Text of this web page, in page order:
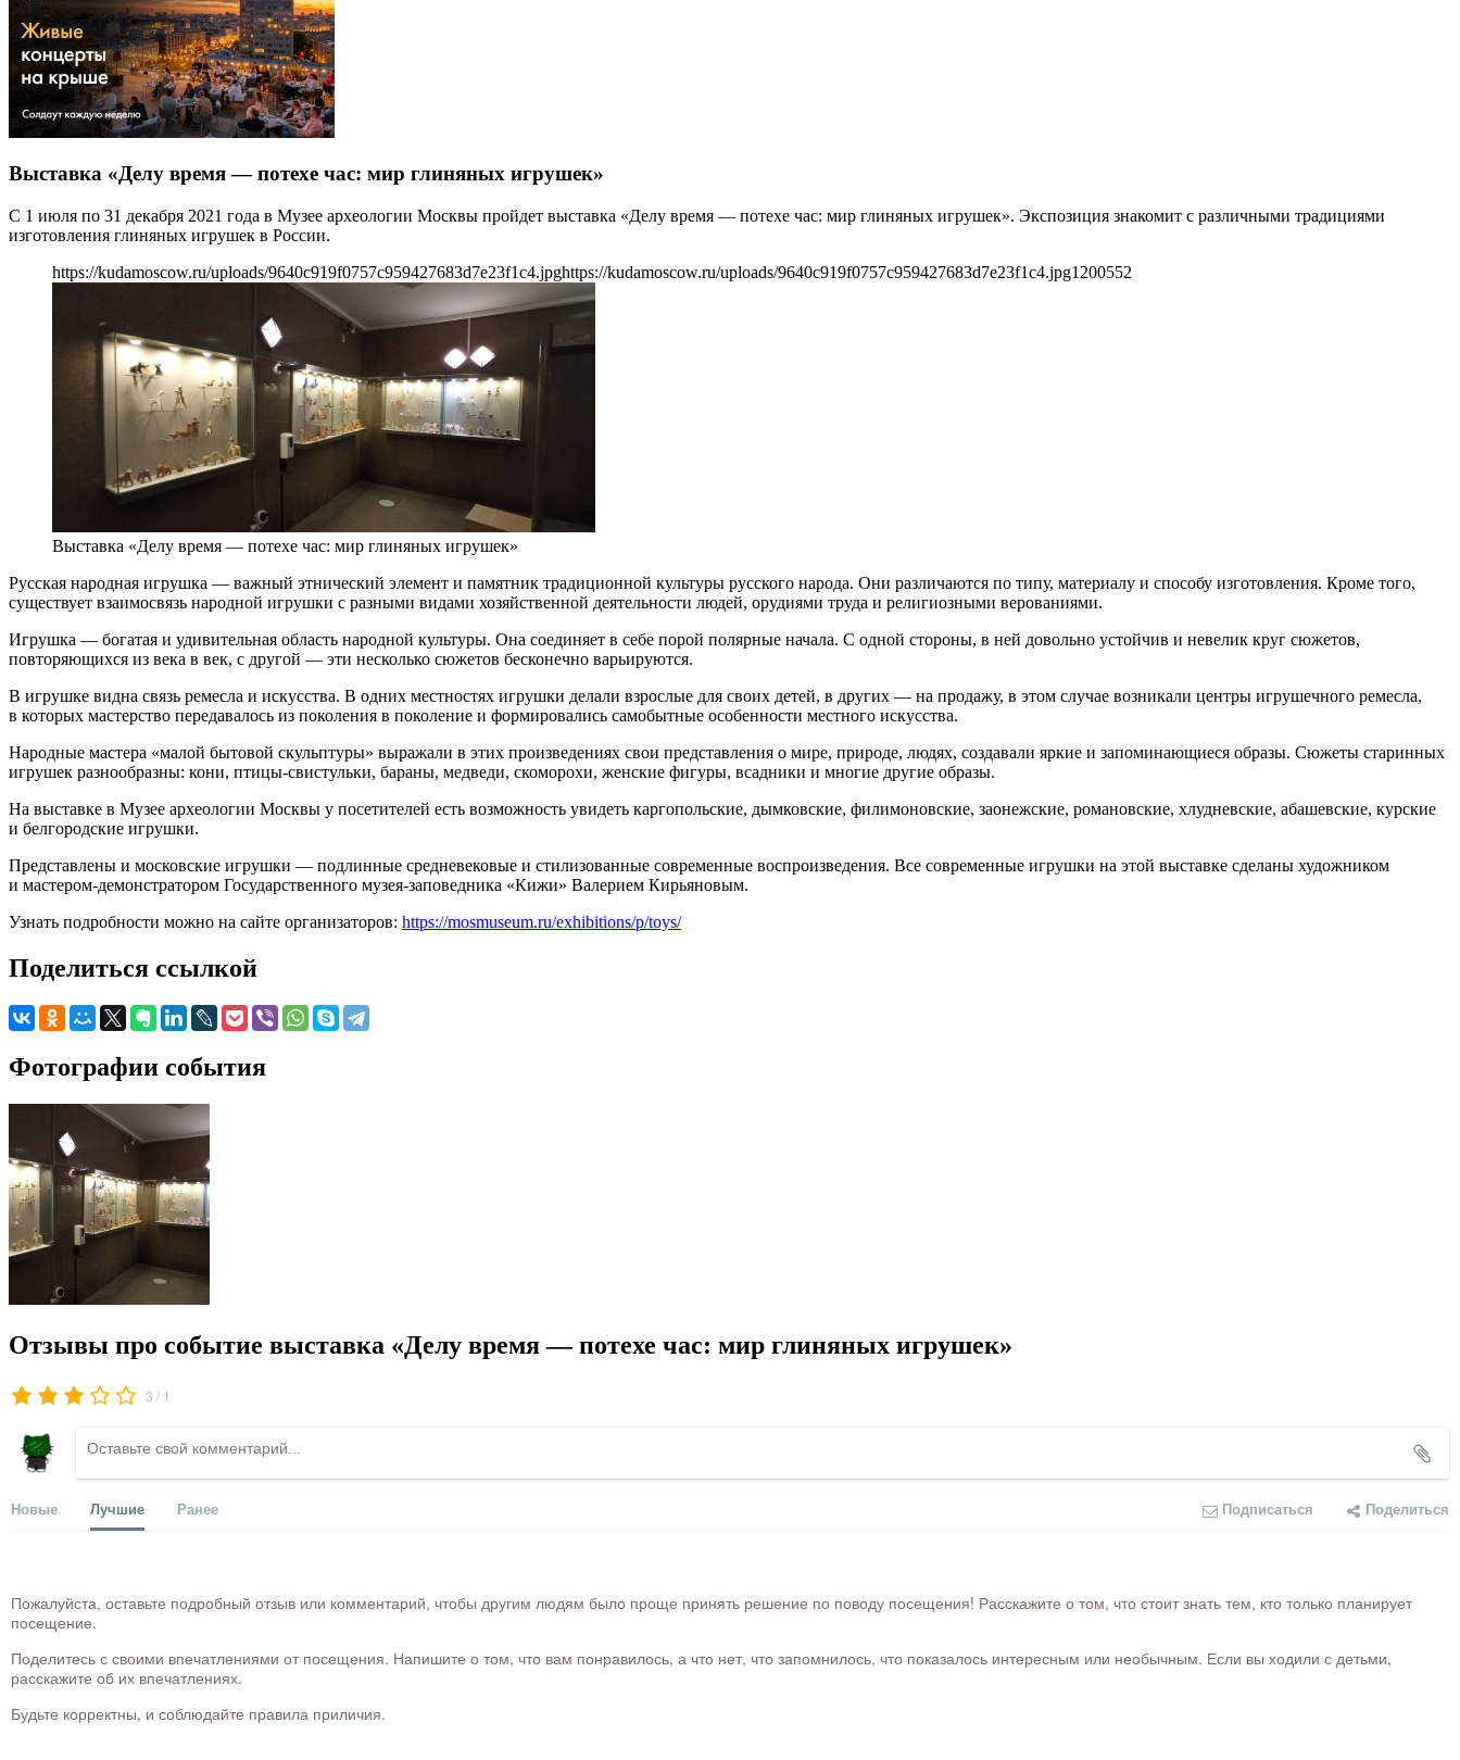
Выставка «Делу время — потехе час: мир глиняных игрушек»
С 1 июля по 31 декабря 2021 года в Музее археологии Москвы пройдет выставка «Делу время — потехе час: мир глиняных игрушек». Экспозиция знакомит с различными традициями
изготовления глиняных игрушек в России.
https://kudamoscow.ru/uploads/9640c919f0757c959427683d7e23f1c4.jpghttps://kudamoscow.ru/uploads/9640c919f0757c959427683d7e23f1c4.jpg1200552
Выставка «Делу время — потехе час: мир глиняных игрушек»
Русская народная игрушка — важный этнический элемент и памятник традиционной культуры русского народа. Они различаются по типу, материалу и способу изготовления. Кроме того,
существует взаимосвязь народной игрушки с разными видами хозяйственной деятельности людей, орудиями труда и религиозными верованиями.
Игрушка — богатая и удивительная область народной культуры. Она соединяет в себе порой полярные начала. С одной стороны, в ней довольно устойчив и невелик круг сюжетов,
повторяющихся из века в век, с другой — эти несколько сюжетов бесконечно варьируются.
В игрушке видна связь ремесла и искусства. В одних местностях игрушки делали взрослые для своих детей, в других — на продажу, в этом случае возникали центры игрушечного ремесла,
в которых мастерство передавалось из поколения в поколение и формировались самобытные особенности местного искусства.
Народные мастера «малой бытовой скульптуры» выражали в этих произведениях свои представления о мире, природе, людях, создавали яркие и запоминающиеся образы. Сюжеты старинных
игрушек разнообразны: кони, птицы-свистульки, бараны, медведи, скоморохи, женские фигуры, всадники и многие другие образы.
На выставке в Музее археологии Москвы у посетителей есть возможность увидеть каргопольские, дымковские, филимоновские, заонежские, романовские, хлудневские, абашевские, курские
и белгородские игрушки.
Представлены и московские игрушки — подлинные средневековые и стилизованные современные воспроизведения. Все современные игрушки на этой выставке сделаны художником
и мастером-демонстратором Государственного музея-заповедника «Кижи» Валерием Кирьяновым.
Узнать подробности можно на сайте организаторов: https://mosmuseum.ru/exhibitions/p/toys/
Поделиться ссылкой
Фотографии события
Отзывы про событие выставка «Делу время — потехе час: мир глиняных игрушек»
3 / 1
Новые Лучшие Ранее Подписаться Поделиться
Пожалуйста, оставьте подробный отзыв или комментарий, чтобы другим людям было проще принять решение по поводу посещения! Расскажите о том, что стоит знать тем, кто только планирует
посещение.
Поделитесь с своими впечатлениями от посещения. Напишите о том, что вам понравилось, а что нет, что запомнилось, что показалось интересным или необычным. Если вы ходили с детьми,
расскажите об их впечатлениях.
Будьте корректны, и соблюдайте правила приличия.